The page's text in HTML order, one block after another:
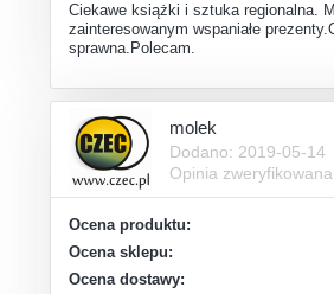
Ciekawe książki i sztuka regionalna.
zainteresowanym wspaniałe
sprawna.Polecam.
molek
Dodano: 2019-05-14
Opinia zweryfikowana
Ocena produktu:
Ocena sklepu:
Ocena dostawy: